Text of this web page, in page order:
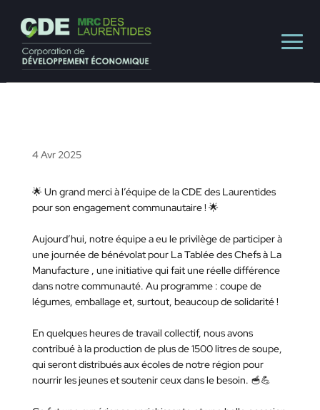
4 Avr 2025
🌟 Un grand merci à l’équipe de la CDE des Laurentides
pour son engagement communautaire ! 🌟
Aujourd’hui, notre équipe a eu le privilège de participer à
une journée de bénévolat pour La Tablée des Chefsà La
Manufacture, une initiative qui fait une réelle différence
dans notre communauté. Au programme : coupe de
légumes, emballage et, surtout, beaucoup de solidarité !
En quelques heures de travail collectif, nous avons
contribué à la production de plus de 1500 litres de soupe,
qui seront distribués aux écoles de notre région pour
nourrir les jeunes et soutenir ceux dans le besoin. 🥣💪